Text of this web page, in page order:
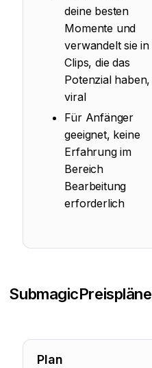
deine besten
Momente und
verwandelt sie in
Clips, die das
Potenzial haben,
viral
Für Anfänger
geeignet, keine
Erfahrung im
Bereich
Bearbeitung
erforderlich
SubmagicPreispläne
Plan